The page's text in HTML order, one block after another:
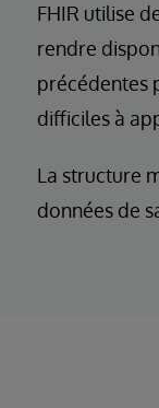
FHIR utilise
rendre
précédentes
difficiles à
La structure
données de